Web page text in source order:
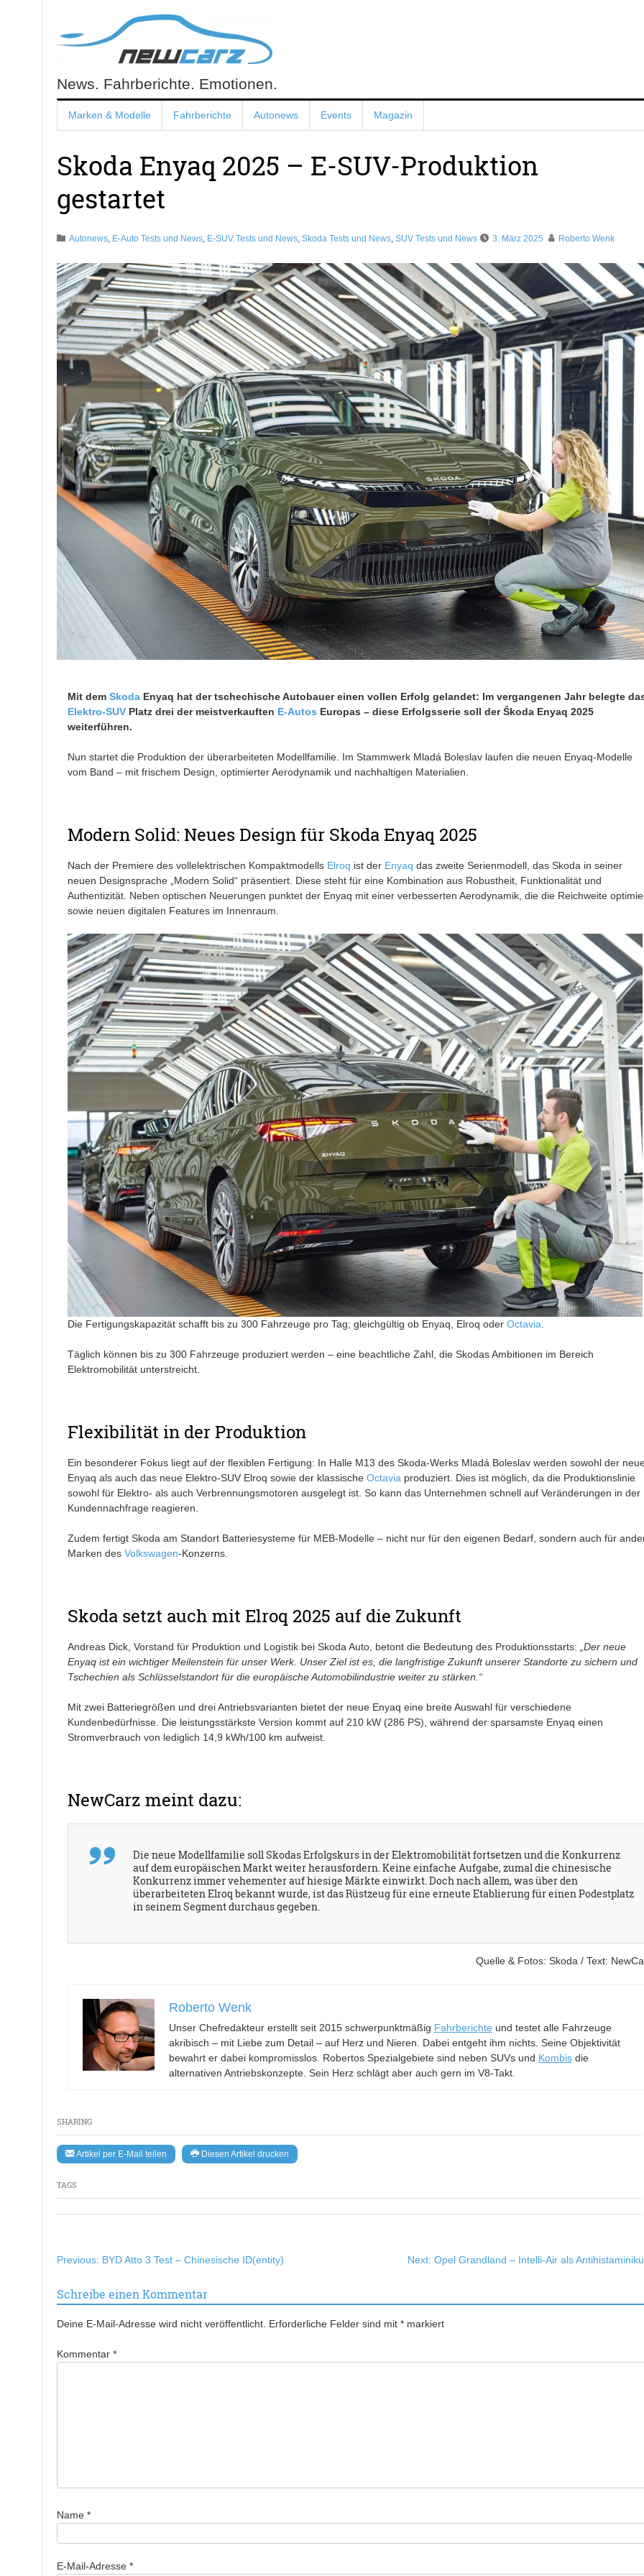
content
NewCarz.de
News. Fahrberichte. Emotionen.
Marken & Modelle Fahrberichte Autonews Events Magazin
Skoda Enyaq 2025 – E-SUV-Produktion
gestartet
Autonews, E-Auto Tests und News, E-SUV Tests und News, Skoda Tests und News, SUV Tests und News 3. März 2025 Roberto Wenk
SHARING
Artikel per E-Mail teilen Diesen Artikel drucken
TAGS
Mit dem SkodaEnyaq hat der tschechische Autobauer einen vollen Erfolg gelandet: Im vergangenen Jahr belegte
Elektro-SUVPlatz drei der meistverkauften E-Autos Europas – diese Erfolgsserie soll der Škoda Enyaq 2025
weiterführen.
Nun startet die Produktion der überarbeiteten Modellfamilie. Im Stammwerk Mladá Boleslav laufen die neuen Enyaq-Modelle
vom Band – mit frischem Design, optimierter Aerodynamik und nachhaltigen Materialien.
Modern Solid: Neues Design für Skoda Enyaq 2025
Nach der Premiere des vollelektrischen Kompaktmodells Elroq ist der Enyaq das zweite Serienmodell, das Skoda in seiner
neuen Designsprache „Modern Solid“ präsentiert. Diese steht für eine Kombination aus Robustheit, Funktionalität und
Authentizität. Neben optischen Neuerungen punktet der Enyaq mit einer verbesserten Aerodynamik, die die Reichweite
sowie neuen digitalen Features im Innenraum.
Die Fertigungskapazität schafft bis zu 300 Fahrzeuge pro Tag; gleichgültig ob Enyaq, Elroq oder Octavia.
Täglich können bis zu 300 Fahrzeuge produziert werden – eine beachtliche Zahl, die Skodas Ambitionen im Bereich
Elektromobilität unterstreicht.
Flexibilität in der Produktion
Ein besonderer Fokus liegt auf der flexiblen Fertigung: In Halle M13 des Skoda-Werks Mladá Boleslav werden sowohl der
Enyaq als auch das neue Elektro-SUV Elroq sowie der klassische Octaviaproduziert. Dies ist möglich, da die Produktionslinie
sowohl für Elektro- als auch Verbrennungsmotoren ausgelegt ist. So kann das Unternehmen schnell auf Veränderungen in der
Kundennachfrage reagieren.
Zudem fertigt Skoda am Standort Batteriesysteme für MEB-Modelle – nicht nur für den eigenen Bedarf, sondern auch für
Marken des Volkswagen-Konzerns.
Skoda setzt auch mit Elroq 2025 auf die Zukunft
Andreas Dick, Vorstand für Produktion und Logistik bei Skoda Auto, betont die Bedeutung des Produktionsstarts: „Der neue
Enyaq ist ein wichtiger Meilenstein für unser Werk. Unser Ziel ist es, die langfristige Zukunft unserer Standorte zu sichern und
Tschechien als Schlüsselstandort für die europäische Automobilindustrie weiter zu stärken.“
Mit zwei Batteriegrößen und drei Antriebsvarianten bietet der neue Enyaq eine breite Auswahl für verschiedene
Kundenbedürfnisse. Die leistungsstärkste Version kommt auf 210 kW (286 PS), während der sparsamste Enyaq einen
Stromverbrauch von lediglich 14,9 kWh/100 km aufweist.
NewCarz meint dazu:
Die neue Modellfamilie soll Skodas Erfolgskurs in der Elektromobilität fortsetzen und die Konkurrenz
auf dem europäischen Markt weiter herausfordern. Keine einfache Aufgabe, zumal die chinesische
Konkurrenz immer vehementer auf hiesige Märkte einwirkt. Doch nach allem, was über den
überarbeiteten Elroq bekannt wurde, ist das Rüstzeug für eine erneute Etablierung für einen Podestplatz
in seinem Segment durchaus gegeben.
Quelle & Fotos: Skoda / Text:
Roberto Wenk
Unser Chefredakteur erstellt seit 2015 schwerpunktmäßig Fahrberichte und testet alle Fahrzeuge
akribisch – mit Liebe zum Detail – auf Herz und Nieren. Dabei entgeht ihm nichts. Seine Objektivität
bewahrt er dabei kompromisslos. Robertos Spezialgebiete sind neben SUVs und Kombisdie
alternativen Antriebskonzepte. Sein Herz schlägt aber auch gern im V8-Takt.
Beitragsnavigation
Previous: BYD Atto 3 Test – Chinesische ID(entity) Next: Opel Grandland – Intelli-Air als
Schreibe einen Kommentar
Deine E-Mail-Adresse wird nicht veröffentlicht. Erforderliche Felder sind mit *markiert
Kommentar *
Name *
E-Mail-Adresse *